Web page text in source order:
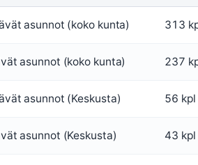
asunnot (koko kunta) 313
asunnot (koko kunta) 237
asunnot (Keskusta) 56 kpl
asunnot (Keskusta) 43 kpl